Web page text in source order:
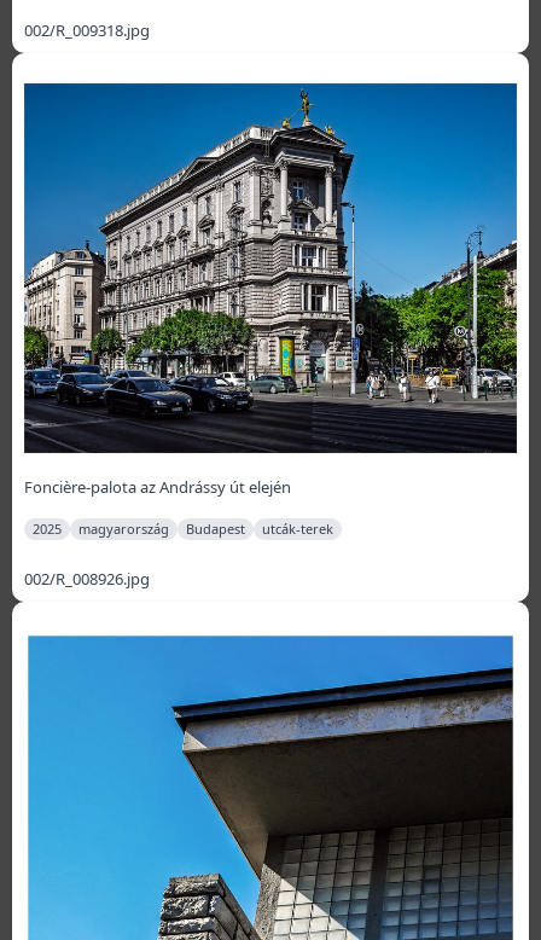
002/R_009318.jpg
Foncière-palota az Andrássy út elején
2025 magyarország Budapest utcák-terek
002/R_008926.jpg